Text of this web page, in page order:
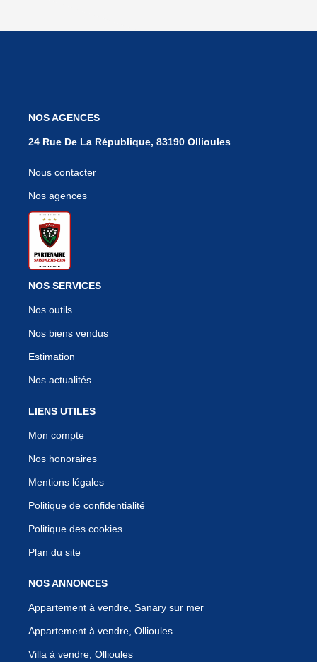
NOS AGENCES
24 Rue De La République, 83190 Ollioules
Nous contacter
Nos agences
NOS SERVICES
Nos outils
Nos biens vendus
Estimation
Nos actualités
LIENS UTILES
Mon compte
Nos honoraires
Mentions légales
Politique de confidentialité
Politique des cookies
Plan du site
NOS ANNONCES
Appartement à vendre, Sanary sur mer
Appartement à vendre, Ollioules
Villa à vendre, Ollioules